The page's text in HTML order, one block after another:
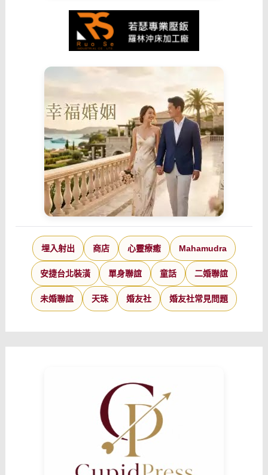
埋入射出 商店 心靈療癒 Mahamudra
安捷台北裝潢 單身聯誼 童話 二婚聯誼
未婚聯誼 天珠 婚友社 婚友社常見問題